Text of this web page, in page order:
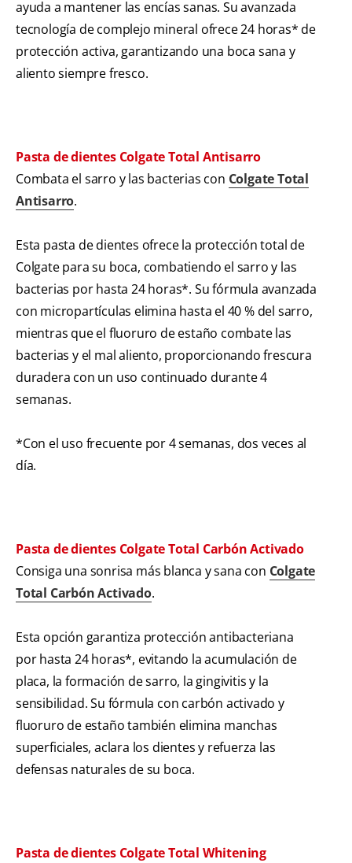
ayuda a mantener las encías sanas. Su avanzada
tecnología de complejo mineral ofrece 24 horas* de
protección activa, garantizando una boca sana y
aliento siempre fresco.
Pasta de dientes Colgate Total Antisarro
Combata el sarro y las bacterias con Colgate Total
Antisarro.
Esta pasta de dientes ofrece la protección total de
Colgate para su boca, combatiendo el sarro y las
bacterias por hasta 24 horas*. Su fórmula avanzada
con micropartículas elimina hasta el 40 % del sarro,
mientras que el fluoruro de estaño combate las
bacterias y el mal aliento, proporcionando frescura
duradera con un uso continuado durante 4
semanas.
*Con el uso frecuente por 4 semanas, dos veces al
día.
Pasta de dientes Colgate Total Carbón Activado
Consiga una sonrisa más blanca y sana con Colgate
Total Carbón Activado.
Esta opción garantiza protección antibacteriana
por hasta 24 horas*, evitando la acumulación de
placa, la formación de sarro, la gingivitis y la
sensibilidad. Su fórmula con carbón activado y
fluoruro de estaño también elimina manchas
superficiales, aclara los dientes y refuerza las
defensas naturales de su boca.
Pasta de dientes Colgate Total Whitening